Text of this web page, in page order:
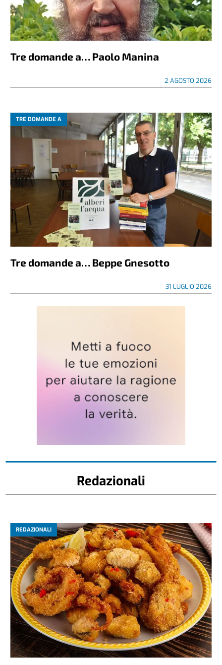
Tre domande a… Paolo Manina
2 AGOSTO 2026
TRE DOMANDE A
Tre domande a… Beppe Gnesotto
31 LUGLIO 2026
Redazionali
REDAZIONALI